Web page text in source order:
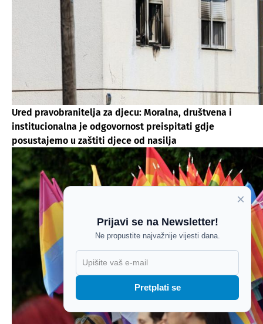
Ured pravobranitelja za djecu: Moralna, društvena i
institucionalna je odgovornost preispitati gdje
posustajemo u zaštiti djece od nasilja
×
Prijavi se na Newsletter!
Ne propustite najvažnije vijesti dana.
Pretplati se